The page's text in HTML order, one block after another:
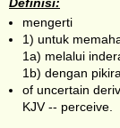
mengerti
1) untuk
1a) melalui
1b) dengan
of uncertain
KJV -- perceive.